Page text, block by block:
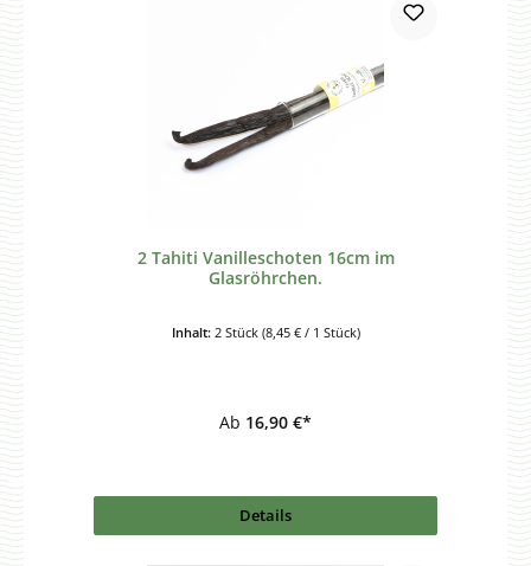
2 Tahiti Vanilleschoten 16cm im
Glasröhrchen.
Inhalt: 2 Stück (8,45 € / 1 Stück)
Ab 16,90 €*
Details